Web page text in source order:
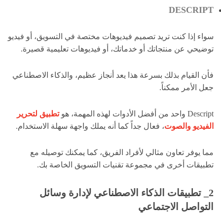
DESCRIPT
سواء إذا كنت تريد تصميم فيديوهات مختصة في التسويق، أو فيديو
توضيحي عن منتجاتك أو خدماتك، أو فيديوهات تعليمية قصيرة.
فأن القيام بذلك بسرعة هذا يعد أنجاز عظيم، والذكاء الاصطناعي
جعل الأمر ممكناً.
Descript واحد من أفضل الأدوات لهذه المهمة، هو
تطبيق لتحرير
الفيديو والصوت، فعال جداً كما أنه يملك واجهة سهلة الاستخدام.
مما يوفر تعاون مثالي لأفراد الفريق، كما يمكنك توصيله مع
تطبيقات أخرى في مجموعة تقنيات التسويق الخاصة بك.
2_ تطبيقات الذكاء الاصطناعي لإدارة وسائل
التواصل الاجتماعي